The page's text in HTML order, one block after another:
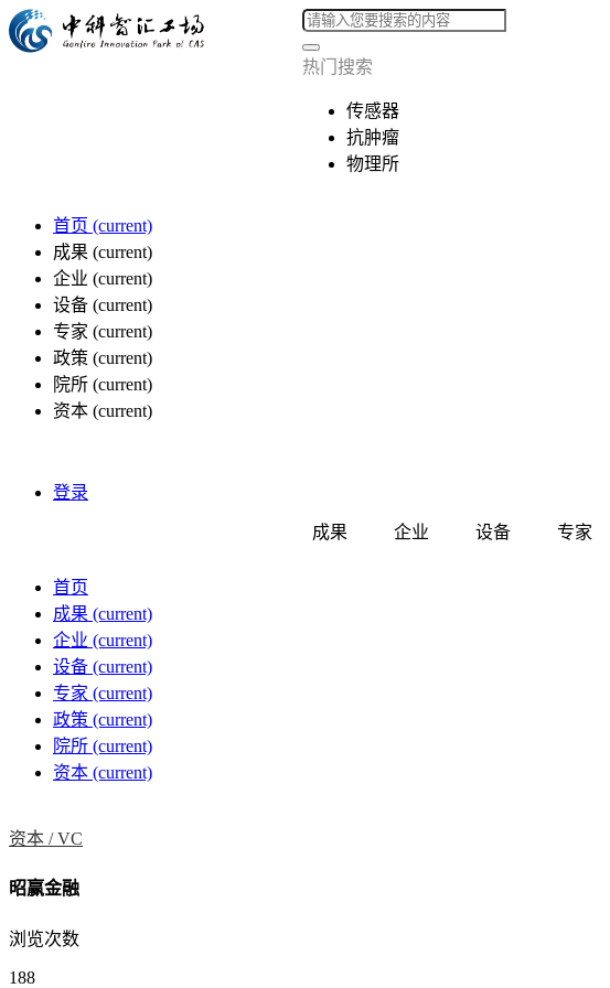
热门搜索
传感器
抗肿瘤
物理所
首页 (current)
成果 (current)
企业 (current)
设备 (current)
专家 (current)
政策 (current)
院所 (current)
资本 (current)
登录
成果 企业 设备 专家
首页
成果 (current)
企业 (current)
设备 (current)
专家 (current)
政策 (current)
院所 (current)
资本 (current)
资本 /VC
昭赢金融
浏览次数
188